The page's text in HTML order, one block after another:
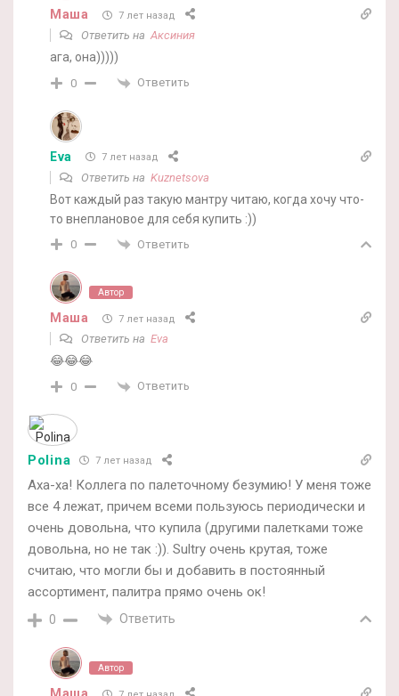
Маша 7 лет назад
Ответить наАксиния
ага, она)))))
0 Ответить
Eva 7 лет назад
Ответить на Kuznetsova
Вот каждый раз такую мантру читаю, когда хочу что-
то внеплановое для себя купить :))
0 Ответить
Автор
Маша 7 лет назад
Ответить на Eva
😂😂😂
0 Ответить
Polina 7 лет назад
Аха-ха! Коллега по палеточному безумию! У меня тоже
все 4 лежат, причем всеми пользуюсь периодически и
очень довольна, что купила (другими палетками тоже
довольна, но не так :)). Sultry очень крутая, тоже
считаю, что могли бы и добавить в постоянный
ассортимент, палитра прямо очень ок!
0 Ответить
Автор